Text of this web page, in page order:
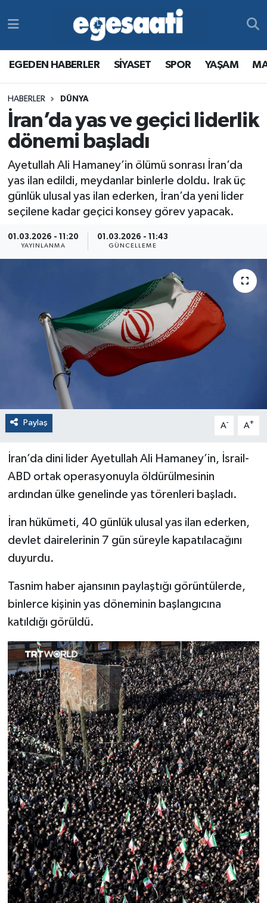
EGEDEN HABERLER SİYASET SPOR YAŞAM
HABERLER DÜNYA
İran’da yas ve geçici liderlik
dönemi başladı
Ayetullah Ali Hamaney’in ölümü sonrası İran’da
yas ilan edildi, meydanlar binlerle doldu. Irak üç
günlük ulusal yas ilan ederken, İran’da yeni lider
seçilene kadar geçici konsey görev yapacak.
01.03.2026 - 11:20
YAYINLANMA
01.03.2026 - 11:43
GÜNCELLEME
Paylaş A- A+
İran’da dini lider Ayetullah Ali Hamaney’in, İsrail-
ABD ortak operasyonuyla öldürülmesinin
ardından ülke genelinde yas törenleri başladı.
İran hükümeti, 40 günlük ulusal yas ilan ederken,
devlet dairelerinin 7 gün süreyle kapatılacağını
duyurdu.
Tasnim haber ajansının paylaştığı görüntülerde,
binlerce kişinin yas döneminin başlangıcına
katıldığı görüldü.
MAGAZİN
RESMİ REKLAMLAR
YAŞAM
MAGAZİN
RESMİ REKLAMLAR
Tüm Manşetler
Son Dakika Haberleri
Haber Arşivi